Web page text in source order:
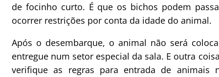
de focinho curto. É que os bichos podem
ocorrer restrições por conta da idade do animal.
Após o desembarque, o animal não será
entregue num setor especial da sala. E outra
verifique as regras para entrada de animais